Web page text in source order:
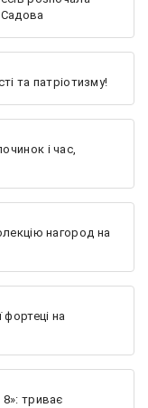
та патріотизму!
і час,
нагород на
на
8»: триває